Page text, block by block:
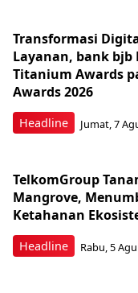
Headline
Transformasi
Layanan, bank bjb
Titanium Awards
Awards 2026
Jumat, 7
Headline
TelkomGroup
Mangrove,
Ketahanan
Rabu, 5